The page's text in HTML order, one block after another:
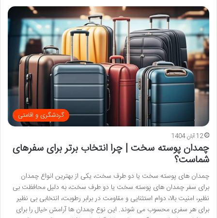
گردشگری و اقامتی
12 آبان 1404
چمدان پوسته سخت | چرا انتخاب برتر برای سفرهای
شماست؟
چمدان های پوسته سخت یا دو طرف سخت، یکی از بهترین انواع چمدان
برای سفر چمدان های پوسته سخت یا دو طرف سخت، به دلیل محافظت بی
نظیر، امنیت بالا، دوام استثنایی و مقاومت در برابر رطوبت، انتخابی بی نظیر
برای هر سفری محسوب می شوند. این نوع چمدان ها آرامش خیال را برای